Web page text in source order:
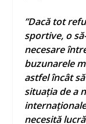
”Dacă tot
sportive, o
necesare
buzunarele
astfel încât
situația de a
necesită